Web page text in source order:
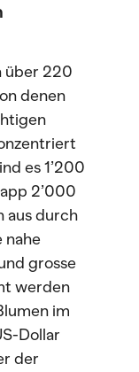
über 220
denen
es 1’200
2’000
aus durch
nahe
grosse
werden
im
Dollar
der